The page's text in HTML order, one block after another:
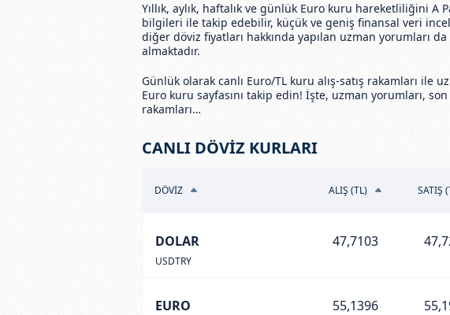
Yıllık, aylık, haftalık ve günlük Euro kuru hareketliliğini A
bilgileri ile takip edebilir, küçük ve geniş finansal veri
diğer döviz fiyatları hakkında yapılan uzman yorumları
almaktadır.
Günlük olarak canlı Euro/TL kuru alış-satış rakamları ile
Euro kuru sayfasını takip edin! İşte, uzman yorumları,
rakamları…
CANLI DÖVİZ KURLARI
DÖVİZ ALIŞ (TL) SATIŞ
DOLAR
USDTRY
47,7103
EURO 55,1396